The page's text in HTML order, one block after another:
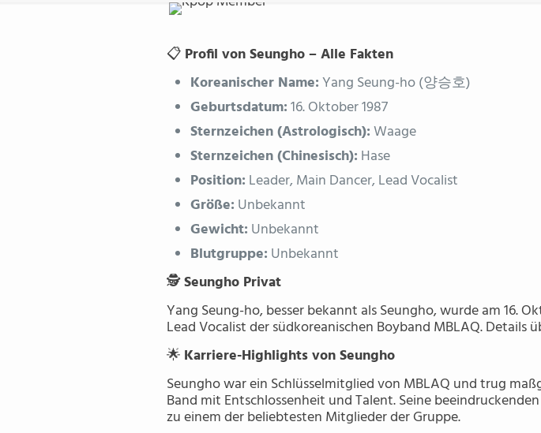
📋 Profil von Seungho – Alle Fakten
Koreanischer Name:Yang Seung-ho (양승호)
Geburtsdatum:16. Oktober 1987
Sternzeichen (Astrologisch):Waage
Sternzeichen (Chinesisch): Hase
Position: Leader, Main Dancer, Lead Vocalist
Größe: Unbekannt
Gewicht: Unbekannt
Blutgruppe: Unbekannt
🕵️Seungho Privat
Yang Seung-ho, besser bekannt als Seungho, wurde am 16.
Lead Vocalist der südkoreanischen Boyband MBLAQ.
🌟 Karriere-Highlights von Seungho
Seungho war ein Schlüsselmitglied von MBLAQ und trug
Band mit Entschlossenheit und Talent. Seine
zu einem der beliebtesten Mitglieder der Gruppe.